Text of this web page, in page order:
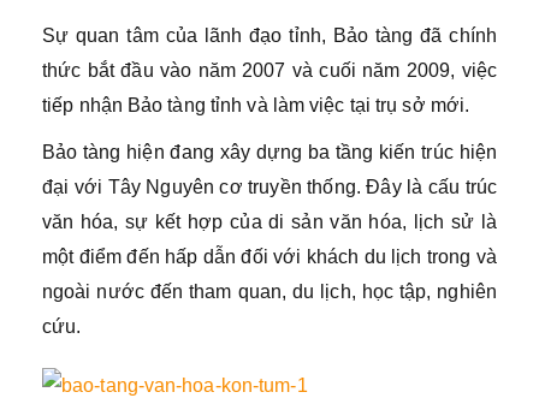
Sự quan tâm của lãnh đạo tỉnh, Bảo tàng đã chính
thức bắt đầu vào năm 2007 và cuối năm 2009, việc
tiếp nhận Bảo tàng tỉnh và làm việc tại trụ sở mới.
Bảo tàng hiện đang xây dựng ba tầng kiến ​​trúc hiện
đại với Tây Nguyên cơ truyền thống. Đây là cấu trúc
văn hóa, sự kết hợp của di sản văn hóa, lịch sử là
một điểm đến hấp dẫn đối với khách du lịch trong và
ngoài nước đến tham quan, du lịch, học tập, nghiên
cứu.